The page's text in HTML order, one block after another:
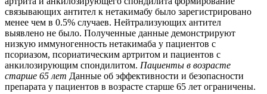
связывающих антител к нетакимабу было зарегистрировано
менее чем в 0.5% случаев. Нейтрализующих антител
выявлено не было. Полученные данные демонстрируют
низкую иммуногенность нетакимаба у пациентов с
псориазом, псориатическим артритом и пациентов с
анкилозирующим спондилитом. Пациенты в возрасте
старше 65 лет Данные об эффективности и безопасности
препарата у пациентов в возрасте старше 65 лет ограничены.